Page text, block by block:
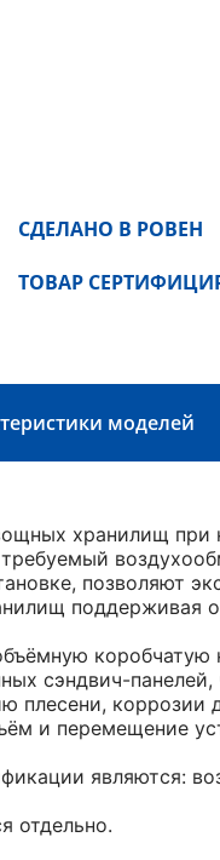
СДЕЛАНО В РОВЕН
ТОВАР
моделей
хранилищ
позволяют
поддерживая
сэндвич-
плесени, коррозии
и перемещение
являются:
отдельно.